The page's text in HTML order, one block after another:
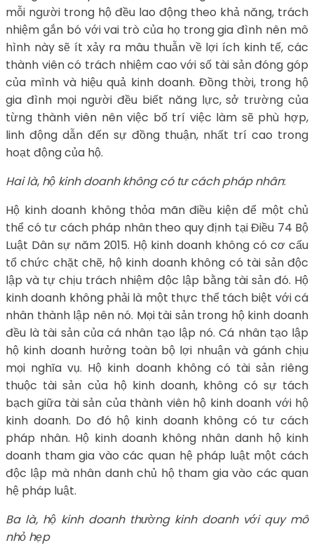
mỗi người trong hộ đều lao động theo khả năng, trách
nhiệm gắn bó với vai trò của họ trong gia đình nên mô
hình này sẽ ít xảy ra mâu thuẫn về lợi ích kinh tế, các
thành viên có trách nhiệm cao với số tài sản đóng góp
của mình và hiệu quả kinh doanh. Đồng thời, trong hộ
gia đình mọi người đều biết năng lực, sở trường của
từng thành viên nên việc bố trí việc làm sẽ phù hợp,
linh động dẫn đến sự đồng thuận, nhất trí cao trong
hoạt động của hộ.
Hai là, hộ kinh doanh không có tư cách pháp nhân:
Hộ kinh doanh không thỏa mãn điều kiện để một chủ
thể có tư cách pháp nhân theo quy định tại Điều 74 Bộ
Luật Dân sự năm 2015. Hộ kinh doanh không có cơ cấu
tổ chức chặt chẽ, hộ kinh doanh không có tài sản độc
lập và tự chịu trách nhiệm độc lập bằng tài sản đó. Hộ
kinh doanh không phải là một thực thể tách biệt với cá
nhân thành lập nên nó. Mọi tài sản trong hộ kinh doanh
đều là tài sản của cá nhân tạo lập nó. Cá nhân tạo lập
hộ kinh doanh hưởng toàn bộ lợi nhuận và gánh chịu
mọi nghĩa vụ. Hộ kinh doanh không có tài sản riêng
thuộc tài sản của hộ kinh doanh, không có sự tách
bạch giữa tài sản của thành viên hộ kinh doanh với hộ
kinh doanh. Do đó hộ kinh doanh không có tư cách
pháp nhân. Hộ kinh doanh không nhân danh hộ kinh
doanh tham gia vào các quan hệ pháp luật một cách
độc lập mà nhân danh chủ hộ tham gia vào các quan
hệ pháp luật.
Ba là, hộ kinh doanh thường kinh doanh với quy mô
nhỏ hẹp